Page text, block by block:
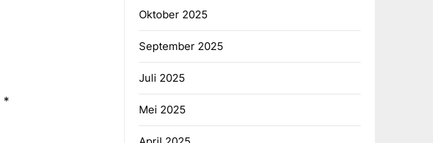
*
Oktober 2025
September 2025
Juli 2025
Mei 2025